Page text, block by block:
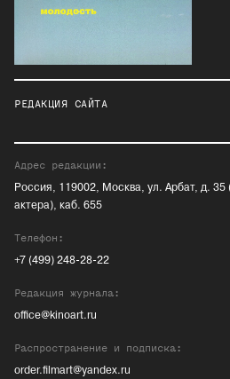
РЕДАКЦИЯ САЙТА
Адрес редакции:
Россия, 119002, Москва, ул. Арбат, д.
актера), каб. 655
Телефон:
+7 (499) 248-28-22
Редакция журнала:
office@kinoart.ru
Распространение и подписка:
order.filmart@yandex.ru